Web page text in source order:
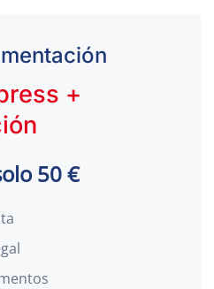
+
50 €